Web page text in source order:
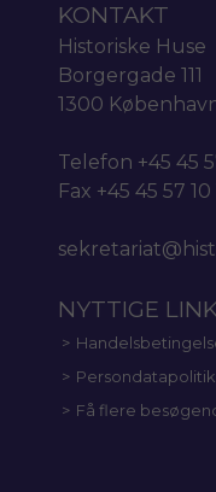
KONTAKT
Historiske Huse
Borgergade 111
1300
Telefon +45 45
Fax +45 45 57 10
NYTTIGE
Persondatapolitik
Få flere